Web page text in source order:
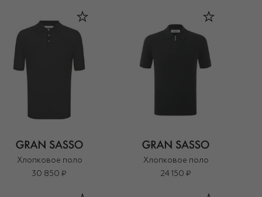
Хлопковое поло
30 850 ₽
Хлопковое поло
24 150 ₽